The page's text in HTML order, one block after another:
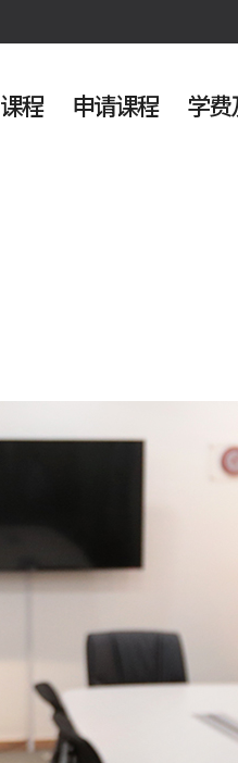
课程 申请课程 学费
검색 사이트맵